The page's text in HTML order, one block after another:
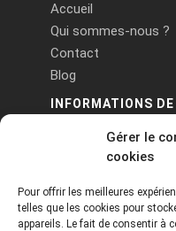
Gérer le
cookies
Pour offrir les meilleures
telles que les cookies pour
appareils. Le fait de consentir à
Accueil
Qui sommes-nous ?
Contact
Blog
INFORMATIONS
PA Keneach Ouest -
contact@logiciels-
09 71 37 25 93